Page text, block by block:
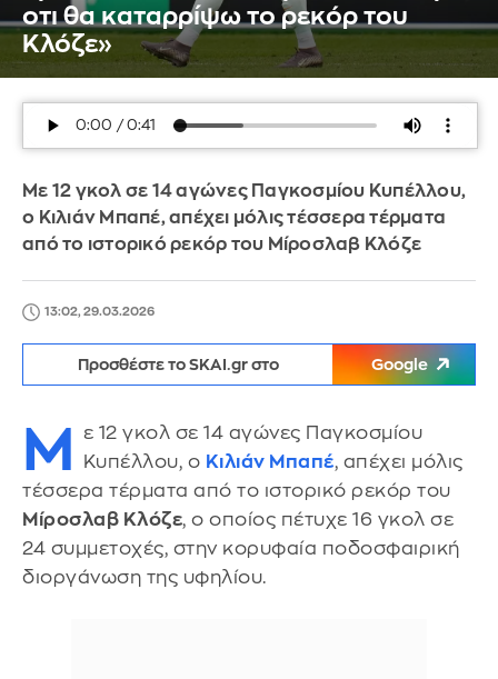
οτι θα καταρρίψω το ρεκόρ του
Κλόζε»
Με 12 γκολ σε 14 αγώνες Παγκοσμίου Κυπέλλου,
ο Κιλιάν Μπαπέ, απέχει μόλις τέσσερα τέρματα
από το ιστορικό ρεκόρ του Μίροσλαβ Κλόζε
13:02, 29.03.2026
Προσθέστε το SKAI.gr στο Google
Μ
ε 12 γκολ σε 14 αγώνες Παγκοσμίου
Κυπέλλου, ο Κιλιάν Μπαπέ, απέχει μόλις
τέσσερα τέρματα από το ιστορικό ρεκόρ του
Μίροσλαβ Κλόζε, ο οποίος πέτυχε 16 γκολ σε
24 συμμετοχές, στην κορυφαία ποδοσφαιρική
διοργάνωση της υφηλίου.